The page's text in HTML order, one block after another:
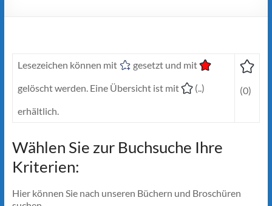
Lesezeichen können mit
gesetzt und mit
gelöscht werden. Eine Übersicht ist mit
(..)
erhältlich.
(0)
Wählen Sie zur Buchsuche Ihre
Kriterien:
Hier können Sie nach unseren Büchern und Broschüren